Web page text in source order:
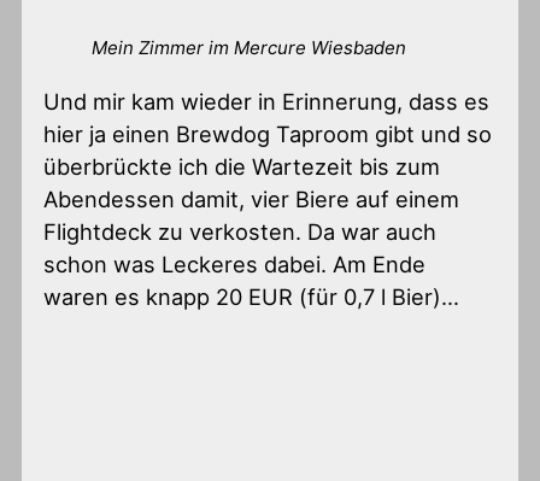
Mein Zimmer im Mercure Wiesbaden
Und mir kam wieder in Erinnerung, dass es
hier ja einen Brewdog Taproom gibt und so
überbrückte ich die Wartezeit bis zum
Abendessen damit, vier Biere auf einem
Flightdeck zu verkosten. Da war auch
schon was Leckeres dabei. Am Ende
waren es knapp 20 EUR (für 0,7 l Bier)…